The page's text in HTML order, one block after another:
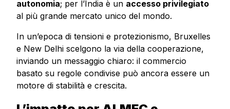
autonomia; per l’India è un accesso privilegiato
al più grande mercato unico del mondo.
In un’epoca di tensioni e protezionismo, Bruxelles
e New Delhi scelgono la via della cooperazione,
inviando un messaggio chiaro: il commercio
basato su regole condivise può ancora essere un
motore di stabilità e crescita.